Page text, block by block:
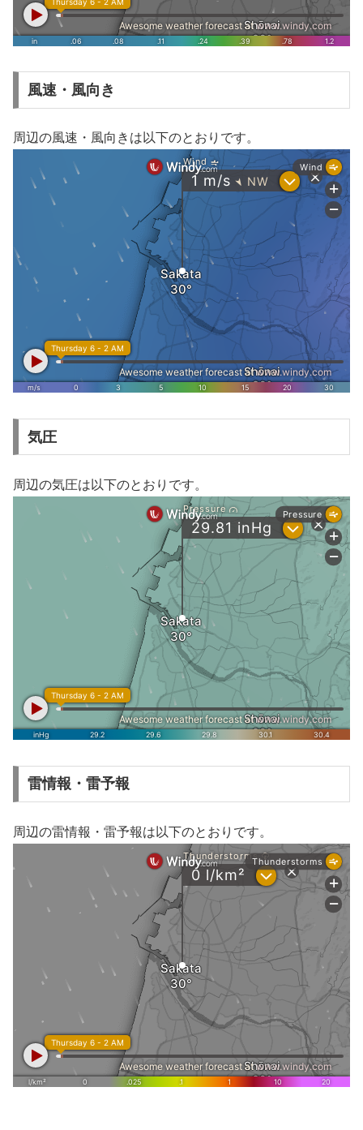
風速・風向き
周辺の風速・風向きは以下のとおりです。
気圧
周辺の気圧は以下のとおりです。
雷情報・雷予報
周辺の雷情報・雷予報は以下のとおりです。